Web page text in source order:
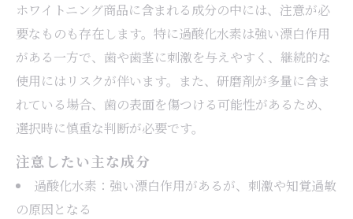
ホワイトニング商品に含まれる成分の中には、注意が必
要なものも存在します。特に過酸化水素は強い漂白作用
がある一方で、歯や歯茎に刺激を与えやすく、継続的な
使用にはリスクが伴います。また、研磨剤が多量に含ま
れている場合、歯の表面を傷つける可能性があるため、
選択時に慎重な判断が必要です。
注意したい主な成分
過酸化水素：強い漂白作用があるが、刺激や知覚過敏
の原因となる